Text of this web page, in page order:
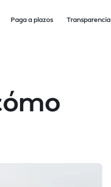
Paga a plazos Transparencia